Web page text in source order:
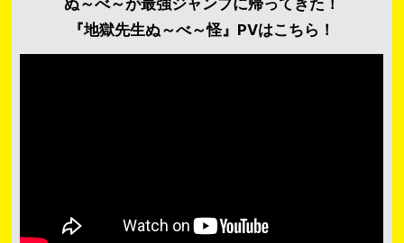
『地獄先生ぬ～べ～怪』PVはこちら！